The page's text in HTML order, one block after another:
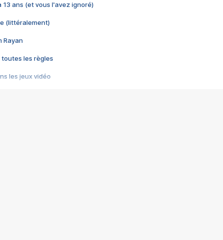
13 ans (et vous l'avez ignoré)
(littéralement)
Rayan
toutes les règles
les jeux vidéo